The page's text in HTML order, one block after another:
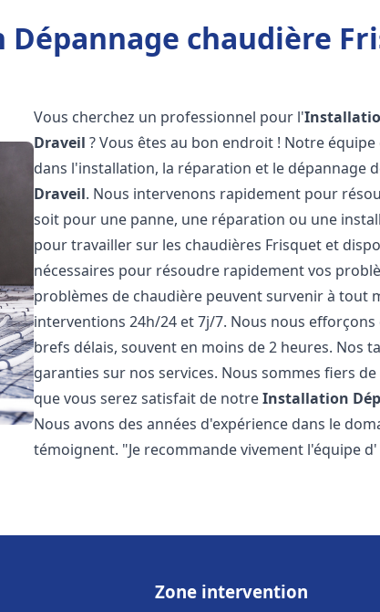
chaudière
Vous cherchez un professionnel pour l'
Draveil ? Vous êtes au bon endroit ! Notre
dans l'installation, la réparation et le dépannage
Draveil. Nous intervenons rapidement pour
soit pour une panne, une réparation ou une
pour travailler sur les chaudières Frisquet et
nécessaires pour résoudre rapidement vos
problèmes de chaudière peuvent survenir à tout
interventions 24h/24 et 7j/7. Nous nous
brefs délais, souvent en moins de 2 heures. Nos
garanties sur nos services. Nous sommes fiers
que vous serez satisfait de notreInstallation
Nous avons des années d'expérience dans le
témoignent. "Je recommande vivement l'équipe d'
Zone intervention